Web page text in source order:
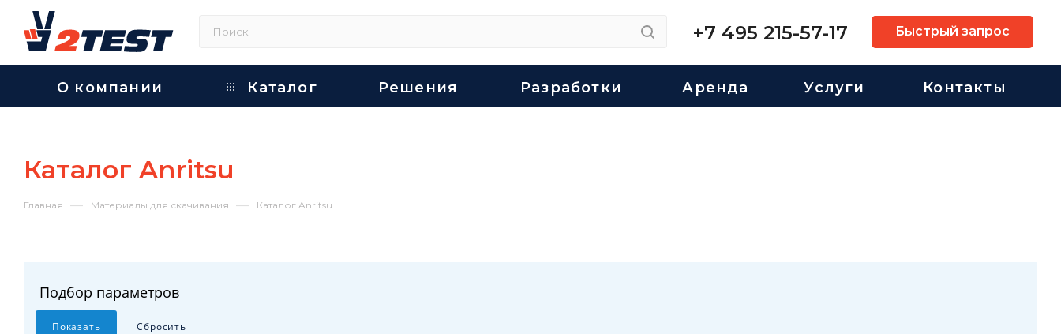
+7 495 215-57-17 Быстрый запрос
О компании Каталог Решения Разработки Аренда Услуги Контакты
Каталог Anritsu
Главная — Материалы для скачивания — Каталог Anritsu
Подбор параметров